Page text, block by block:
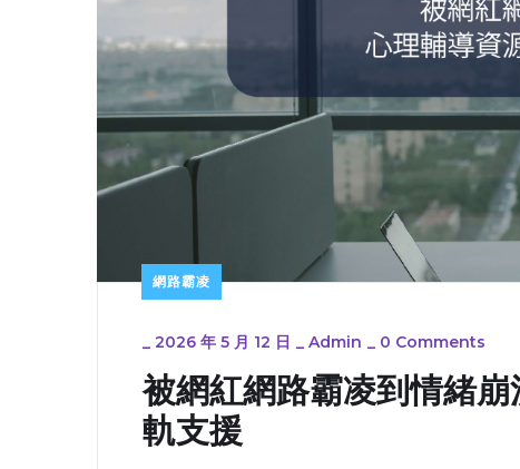
網路霸凌
_ 2026 年 5 月 12 日 _ Admin _ 0 Comments
被網紅網路霸凌到情緒
軌支援